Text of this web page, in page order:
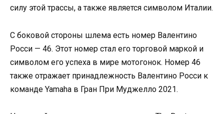
силу этой трассы, а также является символом Италии.
С боковой стороны шлема есть номер Валентино
Росси — 46. Этот номер стал его торговой маркой и
символом его успеха в мире мотогонок. Номер 46
также отражает принадлежность Валентино Росси к
команде Yamaha в Гран При Муджелло 2021.